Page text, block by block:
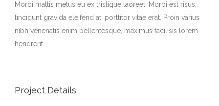
Morbi mattis metus eu ex tristique laoreet. Morbi est risus,
tincidunt gravida eleifend at, porttitor vitae erat. Proin varius
nibh venenatis enim pellentesque, maximus facilisis lorem
hendrerit.
Project Details